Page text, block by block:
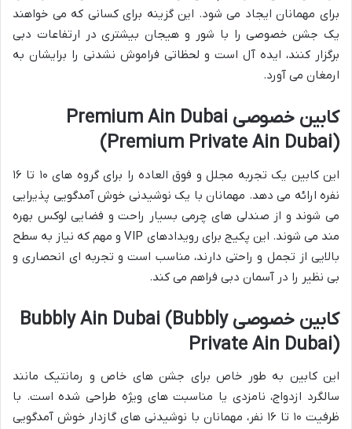
برای مهمانان ایجاد می شود. این گزینه برای کسانی که می خواهند
یک جشن خصوصی را با شور و هیجان بیشتری در ارتفاعات دبی
برگزار کنند، ایده آل است و لحظاتی فراموش نشدنی را برایشان به
ارمغان می آورد.
کابین خصوصی Premium Ain Dubai
(Premium Private Ain Dubai)
این کابین یک تجربه مجلل و فوق العاده را برای گروه های ۱۰ تا ۱۶
نفره ارائه می دهد. مهمانان با یک نوشیدنی خوش آمدگویی پذیرایی
می شوند و از صندلی های چرمی بسیار راحت و فضایی لوکس بهره
مند می شوند. این پکیج برای رویدادهای VIP و مهم که نیاز به سطح
بالایی از تجمل و راحتی دارند، مناسب است و تجربه ای انحصاری و
بی نظیر را در آسمان دبی فراهم می کند.
کابین خصوصی Bubbly Ain Dubai (Bubbly
Private Ain Dubai)
این کابین به طور خاص برای جشن های خاص و رمانتیک مانند
سالگرد ازدواج، نامزدی یا مناسبت های ویژه طراحی شده است. با
ظرفیت ۱۰ تا ۱۶ نفر، مهمانان با نوشیدنی های گازدار خوش آمدگویی